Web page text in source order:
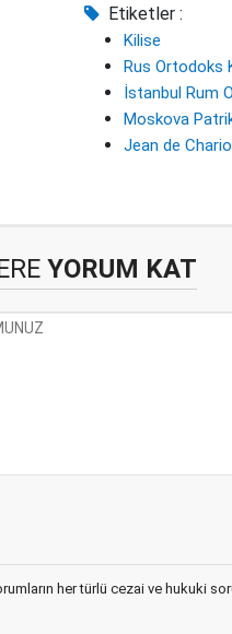
Etiketler :
Kilise
Rus Ortodoks
İstanbul Rum
Moskova
Jean de
YORUM KAT
her türlü cezai ve hukuki